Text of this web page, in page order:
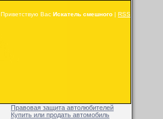
Приветствую Вас Искатель смешного | RSS
Правовая защита автолюбителей
Купить или продать автомобиль